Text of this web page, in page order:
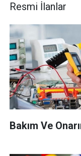
Resmi İlanlar
Bakım Ve